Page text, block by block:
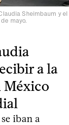
Sheimbaum y el
mayo.
a la
México
iban a